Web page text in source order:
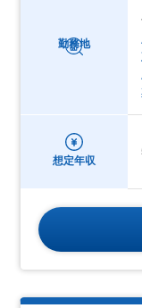
勤務地
想定年収